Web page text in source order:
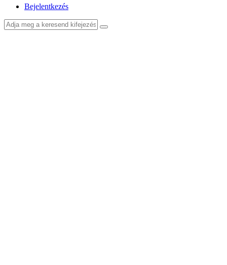
Bejelentkezés